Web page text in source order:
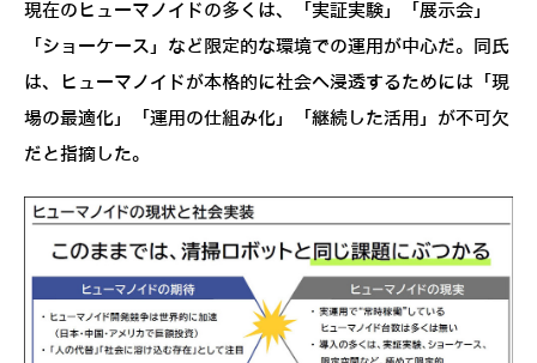
現在のヒューマノイドの多くは、「実証実験」「展示会」
「ショーケース」など限定的な環境での運用が中心だ。同氏
は、ヒューマノイドが本格的に社会へ浸透するためには「現
場の最適化」「運用の仕組み化」「継続した活用」が不可欠
だと指摘した。